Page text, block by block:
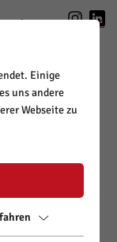
|REGISTRIERUNG
Einige
uns andere
Webseite zu